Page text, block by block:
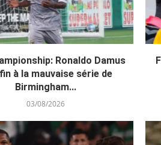
Ronaldo Damus
à la mauvaise série de
Birmingham...
03/08/2026